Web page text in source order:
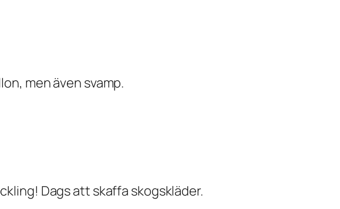
men även svamp.
Dags att skaffa skogskläder.